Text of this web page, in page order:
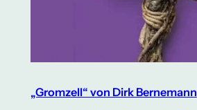
„Gromzell“ von Dirk Bernemann